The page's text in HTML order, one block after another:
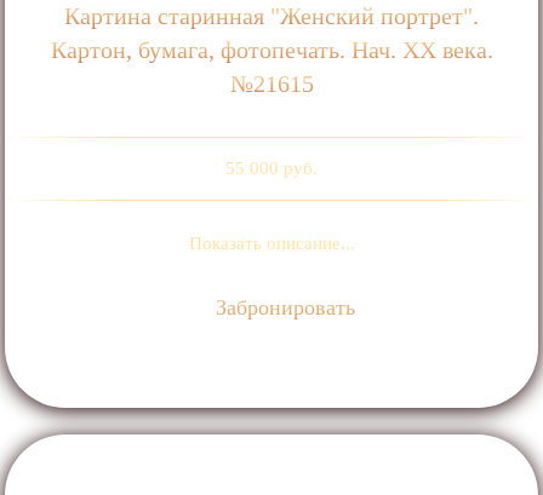
Картина старинная "Женский портрет".
Картон, бумага, фотопечать. Нач. ХХ века.
№21615
55 000 руб.
Показать описание...
Забронировать